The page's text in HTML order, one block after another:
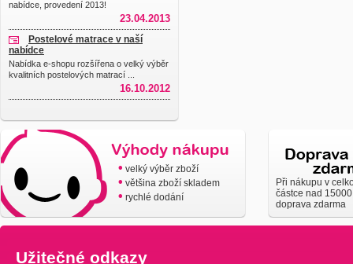
nabídce, provedení 2013!
23.04.2013
Postelové matrace v naší
nabídce
Nabídka e-shopu rozšířena o velký výběr
kvalitních postelových matrací ...
16.10.2012
• velký výběr zboží
• většina zboží skladem
• rychlé dodání
Při nákupu v
částce nad
doprava zdarma
Užitečné odkazy